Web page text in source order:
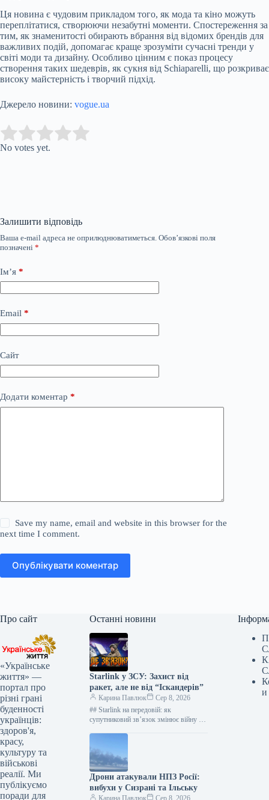
Ця новина є чудовим прикладом того, як мода та кіно можуть
переплітатися, створюючи незабутні моменти. Спостереження за
тим, як знаменитості обирають вбрання від відомих брендів для
важливих подій, допомагає краще зрозуміти сучасні тренди у
світі моди та дизайну. Особливо цінним є показ процесу
створення таких шедеврів, як сукня від Schiaparelli, що розкриває
високу майстерність і творчий підхід.
Джерело новини: vogue.ua
Rate this item:
No votes yet.
Залишити відповідь
Ваша e-mail адреса не оприлюднюватиметься. Обов’язкові поля
позначені *
Ім’я *
Email *
Сайт
Додати коментар *
Save my name, email and website in this browser for the
next time I comment.
Опублікувати коментар
Про сайт
«Українське
життя» —
портал про
різні грані
буденності
українців:
здоров'я,
красу,
культуру та
військові
реалії. Ми
публікуємо
поради для
Останні новини
Starlink у ЗСУ: Захист від
ракет, але не від “Іскандерів”
Карина Павлюк
Сер 8, 2026
## Starlink на передовій: як
супутниковий зв’язок змінює війну в
Дрони атакували НПЗ Росії:
вибухи у Сизрані та Ільську
и